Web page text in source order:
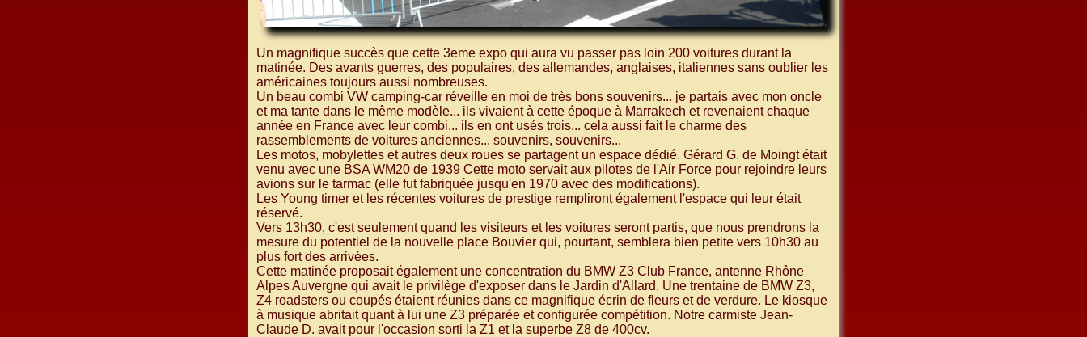
Un magnifique succès que cette 3eme expo qui aura vu passer pas loin 200 voitures durant la
matinée. Des avants guerres, des populaires, des allemandes, anglaises, italiennes sans oublier les
américaines toujours aussi nombreuses.
Un beau combi VW camping-car réveille en moi de très bons souvenirs... je partais avec mon oncle
et ma tante dans le même modèle... ils vivaient à cette époque à Marrakech et revenaient chaque
année en France avec leur combi... ils en ont usés trois... cela aussi fait le charme des
rassemblements de voitures anciennes... souvenirs, souvenirs...
Les motos, mobylettes et autres deux roues se partagent un espace dédié. Gérard G. de Moingt était
venu avec une BSA WM20 de 1939 Cette moto servait aux pilotes de l'Air Force pour rejoindre leurs
avions sur le tarmac (elle fut fabriquée jusqu'en 1970 avec des modifications).
Les Young timer et les récentes voitures de prestige rempliront également l'espace qui leur était
réservé.
Vers 13h30, c'est seulement quand les visiteurs et les voitures seront partis, que nous prendrons la
mesure du potentiel de la nouvelle place Bouvier qui, pourtant, semblera bien petite vers 10h30 au
plus fort des arrivées.
Cette matinée proposait également une concentration du BMW Z3 Club France, antenne Rhône
Alpes Auvergne qui avait le privilège d'exposer dans le Jardin d'Allard. Une trentaine de BMW Z3,
Z4 roadsters ou coupés étaient réunies dans ce magnifique écrin de fleurs et de verdure. Le kiosque
à musique abritait quant à lui une Z3 préparée et configurée compétition. Notre carmiste Jean-
Claude D. avait pour l'occasion sorti la Z1 et la superbe Z8 de 400cv.